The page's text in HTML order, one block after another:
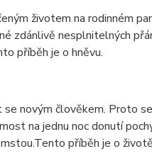
životem na rodinném
zdánlivě nesplnitelných
příběh je o hněvu.
novým člověkem. Proto
na jednu noc donutí
příběh je o